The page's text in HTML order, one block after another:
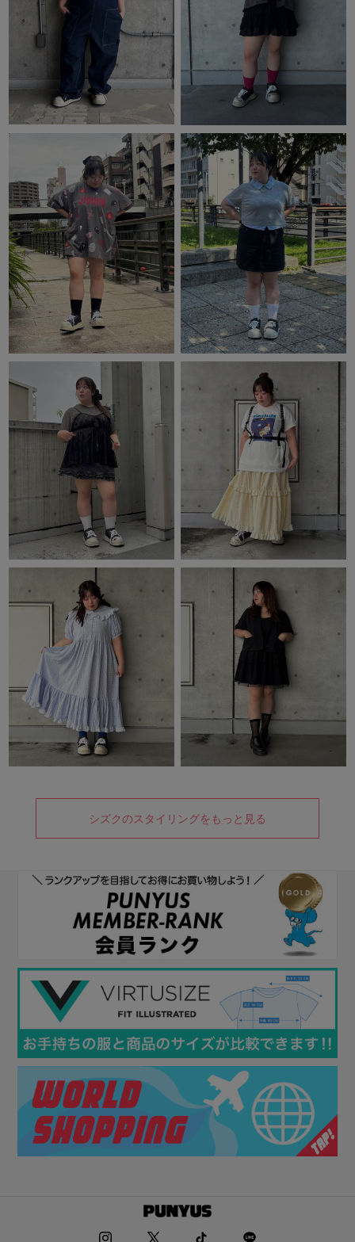
シズクのスタイリングをもっと見る